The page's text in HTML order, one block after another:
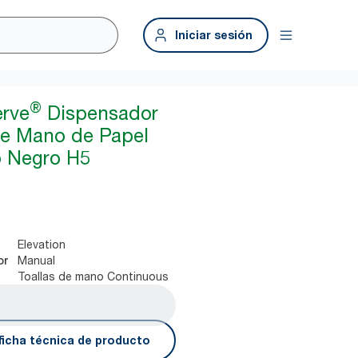
Iniciar sesión
® Dispensador
Mano de Papel
H5
Elevation
Manual
Toallas de mano Continuous
técnica de producto